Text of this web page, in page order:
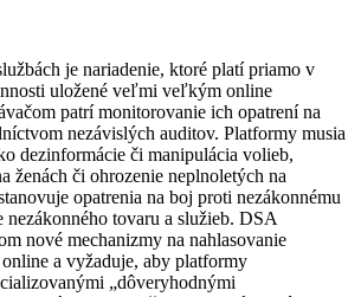
je nariadenie, ktoré platí priamo v
uložené veľmi veľkým online
patrí monitorovanie ich opatrení na
nezávislých auditov. Platformy musia
dezinformácie či manipulácia volieb,
ženách či ohrozenie neplnoletých na
opatrenia na boj proti nezákonnému
nezákonného tovaru a služieb. DSA
nové mechanizmy na nahlasovanie
a vyžaduje, aby platformy
„dôveryhodnými